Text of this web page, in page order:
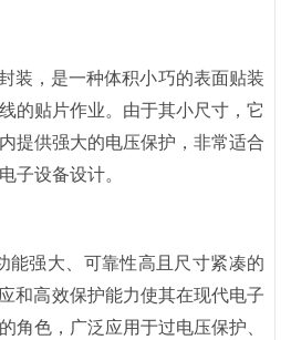
装，是一种体积小巧的表面贴装
的贴片作业。由于其小尺寸，它
提供强大的电压保护，非常适合
子设备设计。
能强大、可靠性高且尺寸紧凑的
和高效保护能力使其在现代电子
角色，广泛应用于过电压保护、